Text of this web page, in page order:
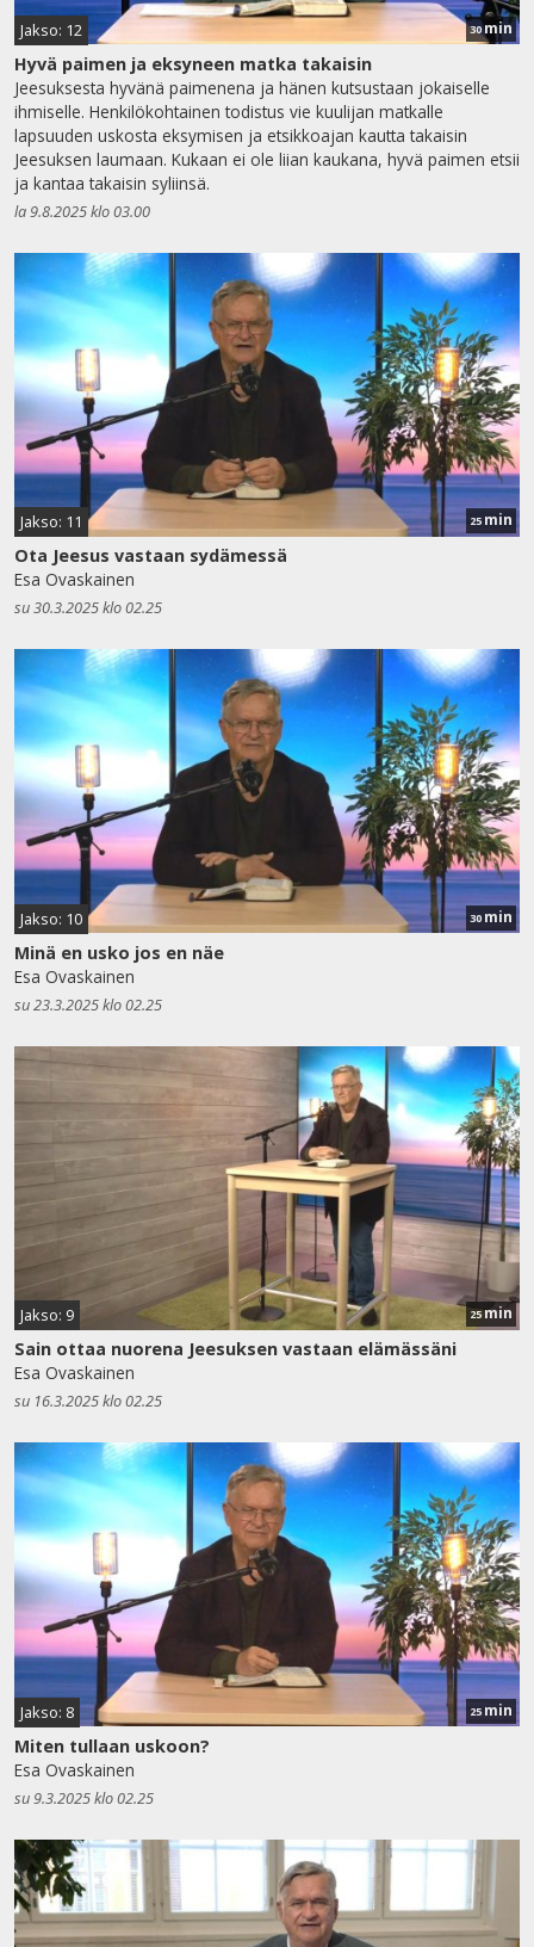
Jakso: 12 30min
Hyvä paimen ja eksyneen matka takaisin
Jeesuksesta hyvänä paimenena ja hänen kutsustaan jokaiselle
ihmiselle. Henkilökohtainen todistus vie kuulijan matkalle
lapsuuden uskosta eksymisen ja etsikkoajan kautta takaisin
Jeesuksen laumaan. Kukaan ei ole liian kaukana, hyvä paimen etsii
ja kantaa takaisin syliinsä.
la 9.8.2025 klo 03.00
Jakso: 11 25 min
Ota Jeesus vastaan sydämessä
Esa Ovaskainen
su 30.3.2025 klo 02.25
Jakso: 10 30 min
Minä en usko jos en näe
Esa Ovaskainen
su 23.3.2025 klo 02.25
Jakso: 9 25min
Sain ottaa nuorena Jeesuksen vastaan elämässäni
Esa Ovaskainen
su 16.3.2025 klo 02.25
Jakso: 8 25 min
Miten tullaan uskoon?
Esa Ovaskainen
su 9.3.2025 klo 02.25